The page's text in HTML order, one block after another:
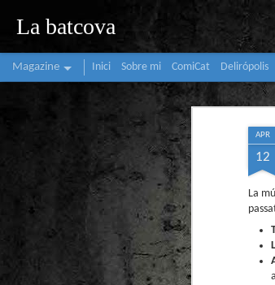
APR
12
La
La batcova
Magazine Inici Sobre mi ComiCat Delirópolis